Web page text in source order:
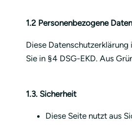
1.2 Personenbezogene Daten
Diese
Sie in §4 DSG-EKD. Aus
1.3. Sicherheit
Diese Seite nutzt aus